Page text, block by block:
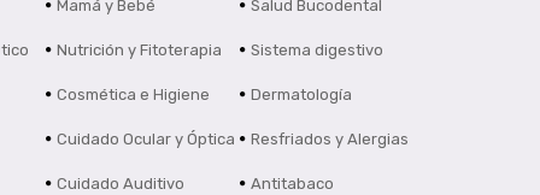
Mamá y Bebé
Nutrición y Fitoterapia
Cosmética e Higiene
Cuidado Ocular y Óptica
Cuidado Auditivo
Salud Bucodental
Sistema digestivo
Dermatología
Resfriados y Alergias
Antitabaco